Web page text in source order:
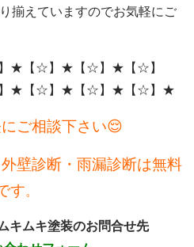
揃えていますのでお気軽にご
★【☆】★【☆】★【☆】
★【☆】★【☆】★【☆】★
ご相談下さい😌
壁診断・雨漏診断は無料
す。
キムキ塗装のお問合せ先